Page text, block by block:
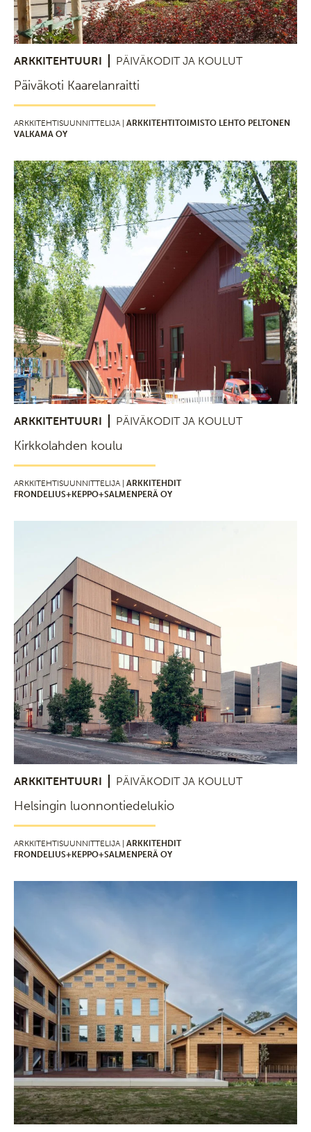
ARKKITEHTUURI PÄIVÄKODIT JA KOULUT
Päiväkoti Kaarelanraitti
ARKKITEHTISUUNNITTELIJA | ARKKITEHTITOIMISTO LEHTO PELTONEN
VALKAMA OY
ARKKITEHTUURI PÄIVÄKODIT JA KOULUT
Kirkkolahden koulu
ARKKITEHTISUUNNITTELIJA | ARKKITEHDIT
FRONDELIUS+KEPPO+SALMENPERÄ OY
ARKKITEHTUURI PÄIVÄKODIT JA KOULUT
Helsingin luonnontiedelukio
ARKKITEHTISUUNNITTELIJA | ARKKITEHDIT
FRONDELIUS+KEPPO+SALMENPERÄ OY